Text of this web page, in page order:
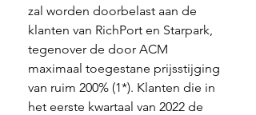
zal worden doorbelast aan de
klanten van RichPort en Starpark,
tegenover de door ACM
maximaal toegestane prijsstijging
van ruim 200% (1*). Klanten die in
het eerste kwartaal van 2022 de